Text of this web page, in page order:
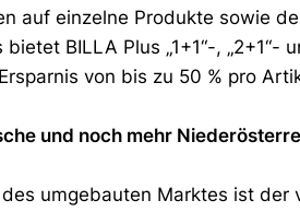
auf einzelne Produkte sowie
BILLA Plus „1+1“-, „2+1“-
von bis zu 50 % pro
und noch mehr
umgebauten Marktes ist der